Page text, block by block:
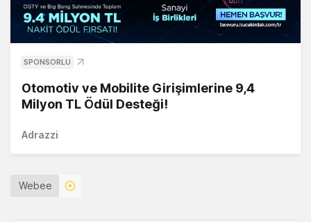
SPONSORLU
Otomotiv ve Mobilite Girişimlerine 9,4
Milyon TL Ödül Desteği!
Adrazzi
Webee